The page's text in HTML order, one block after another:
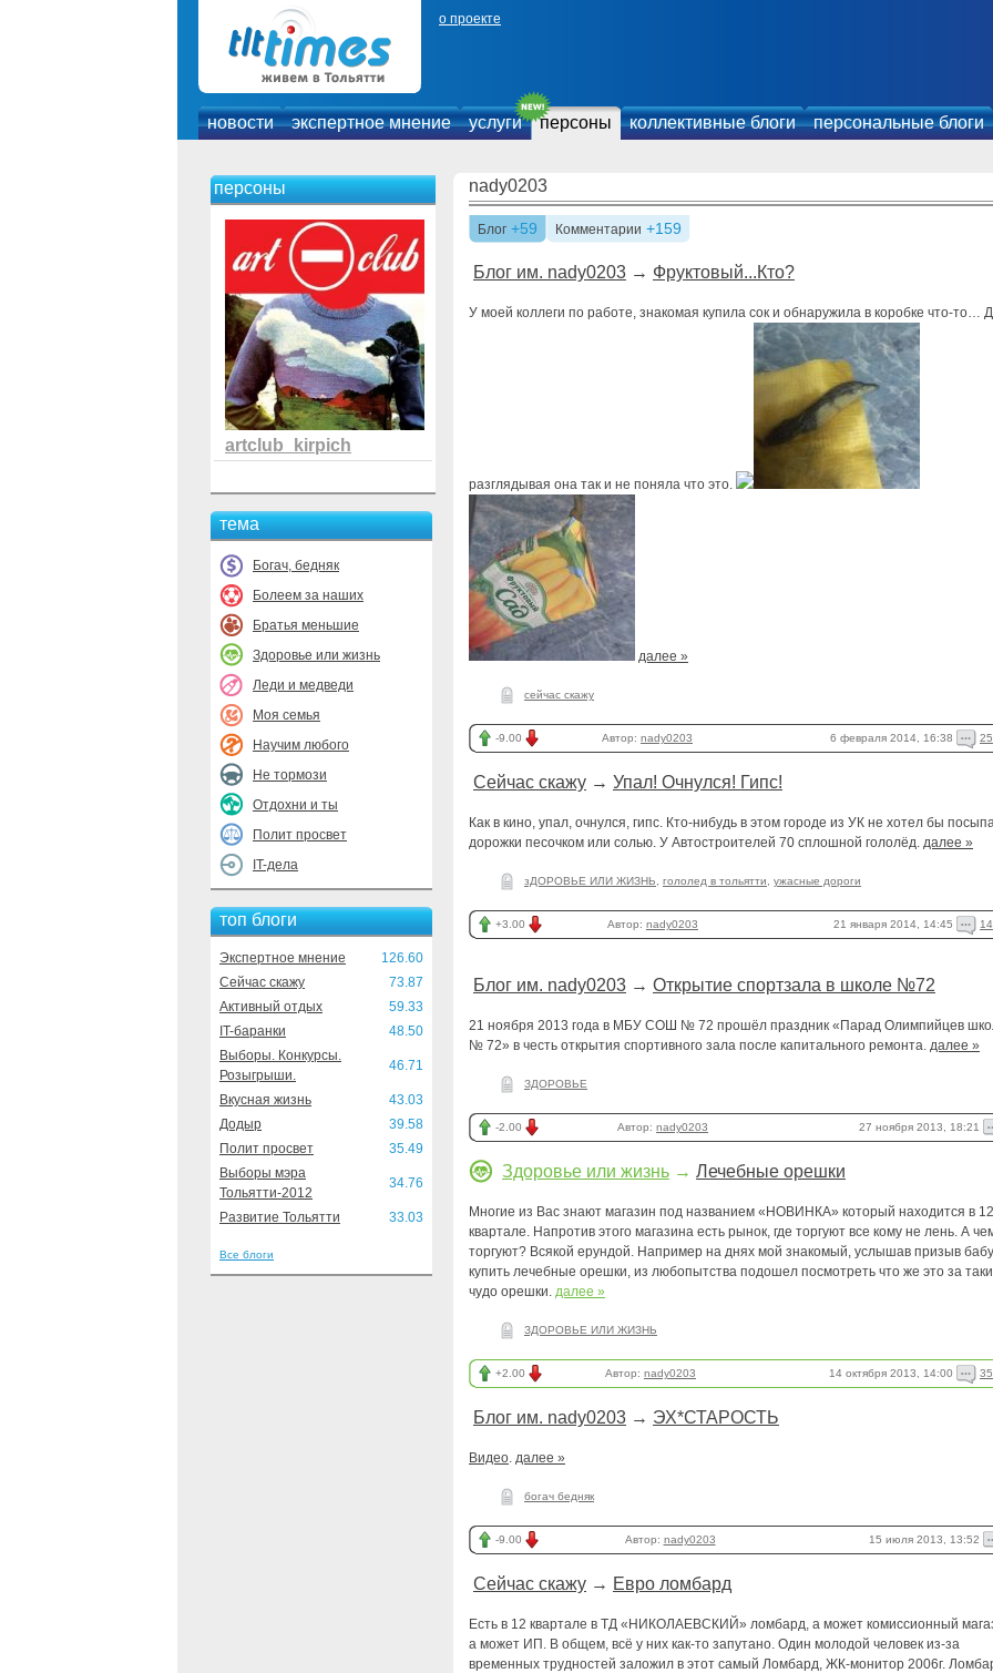
о проекте
новости экспертное мнение услуги персоны коллективные блоги персональные блоги
персоны
artclub_kirpich
тема
Богач, бедняк
Болеем за наших
Братья меньшие
Здоровье или жизнь
Леди и медведи
Моя семья
Научим любого
Не тормози
Отдохни и ты
Полит просвет
IT-дела
топ блоги
Экспертное мнение
126.60
Сейчас скажу
73.87
Активный отдых
59.33
IT-баранки
48.50
Выборы. Конкурсы.
Розыгрыши.
46.71
Вкусная жизнь
43.03
Додыр
39.58
Полит просвет
35.49
Выборы мэра
Тольятти-2012
34.76
Развитие Тольятти 33.03
Все блоги
nady0203
Блог +59 Комментарии +159
Блог им. nady0203 → Фруктовый...Кто?
У моей коллеги по работе, знакомая купила сок и обнаружила в коробке что-то…
разглядывая она так и не поняла что это.
далее »
сейчас скажу
-9.00 Автор: nady0203 6 февраля 2014, 16:38 25
Сейчас скажу → Упал! Очнулся! Гипс!
Как в кино, упал, очнулся, гипс. Кто-нибудь в этом городе из УК не хотел бы
дорожки песочком или солью. У Автостроителей 70 сплошной гололёд. далее »
зДОРОВЬЕ ИЛИ ЖИЗНЬ гололед в тольятти ужасные дороги
+3.00 Автор: nady0203 21 января 2014, 14:45 14
Блог им. nady0203 → Открытие спортзала в школе №72
21 ноября 2013 года в МБУ СОШ № 72 прошёл праздник «Парад Олимпийцев
№ 72» в честь открытия спортивного зала после капитального ремонта. далее »
ЗДОРОВЬЕ
-2.00 Автор: nady0203 27 ноября 2013, 18:21
Здоровье или жизнь → Лечебные орешки
Многие из Вас знают магазин под названием «НОВИНКА» который находится в 12
квартале. Напротив этого магазина есть рынок, где торгуют все кому не лень. А
торгуют? Всякой ерундой. Например на днях мой знакомый, услышав призыв
купить лечебные орешки, из любопытства подошел посмотреть что же это за
чудо орешки. далее »
ЗДОРОВЬЕ ИЛИ ЖИЗНЬ
+2.00 Автор: nady0203 14 октября 2013, 14:00 35
Блог им. nady0203 → ЭХ*СТАРОСТЬ
Видео. далее »
богач бедняк
-9.00 Автор: nady0203 15 июля 2013, 13:52
Сейчас скажу → Евро ломбард
Есть в 12 квартале в ТД «НИКОЛАЕВСКИЙ» ломбард, а может комиссионный
а может ИП. В общем, всё у них как-то запутано. Один молодой человек из-за
временных трудностей заложил в этот самый Ломбард, ЖК-монитор 2006г.